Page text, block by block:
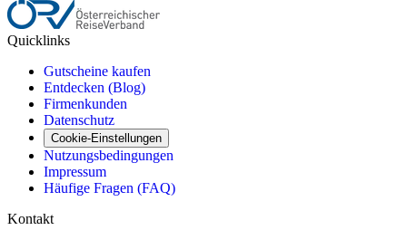
Quicklinks
Gutscheine kaufen
Entdecken (Blog)
Firmenkunden
Datenschutz
Cookie-Einstellungen
Nutzungsbedingungen
Impressum
Häufige Fragen (FAQ)
Kontakt